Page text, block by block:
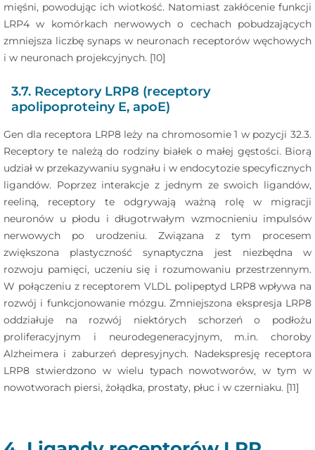
mięśni, powodując ich wiotkość. Natomiast zakłócenie funkcji
LRP4 w komórkach nerwowych o cechach pobudzających
zmniejsza liczbę synaps w neuronach receptorów węchowych
i w neuronach projekcyjnych. [10]
3.7. Receptory LRP8 (receptory
apolipoproteiny E, apoE)
Gen dla receptora LRP8 leży na chromosomie 1 w pozycji 32.3.
Receptory te należą do rodziny białek o małej gęstości. Biorą
udział w przekazywaniu sygnału i w endocytozie specyficznych
ligandów. Poprzez interakcje z jednym ze swoich ligandów,
reeliną, receptory te odgrywają ważną rolę w migracji
neuronów u płodu i długotrwałym wzmocnieniu impulsów
nerwowych po urodzeniu. Związana z tym procesem
zwiększona plastyczność synaptyczna jest niezbędna w
rozwoju pamięci, uczeniu się i rozumowaniu przestrzennym.
W połączeniu z receptorem VLDL polipeptyd LRP8 wpływa na
rozwój i funkcjonowanie mózgu. Zmniejszona ekspresja LRP8
oddziałuje na rozwój niektórych schorzeń o podłożu
proliferacyjnym i neurodegeneracyjnym, m.in. choroby
Alzheimera i zaburzeń depresyjnych. Nadekspresję receptora
LRP8 stwierdzono w wielu typach nowotworów, w tym w
nowotworach piersi, żołądka, prostaty, płuc i w czerniaku. [11]